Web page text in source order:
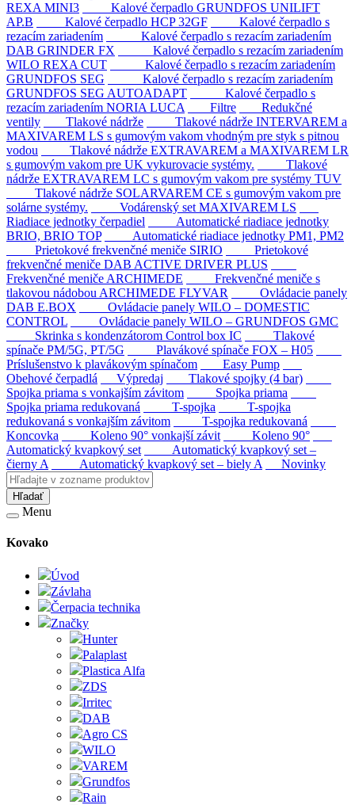
REXA MINI3
Kalové čerpadlo GRUNDFOS UNILIFT
AP.B
Kalové čerpadlo HCP 32GF
Kalové čerpadlo s
rezacím zariadením
Kalové čerpadlo s rezacím zariadením
DAB GRINDER FX
Kalové čerpadlo s rezacím zariadením
WILO REXA CUT
Kalové čerpadlo s rezacím zariadením
GRUNDFOS SEG
Kalové čerpadlo s rezacím zariadením
GRUNDFOS SEG AUTOADAPT
Kalové čerpadlo s
rezacím zariadením NORIA LUCA
Filtre
Redukčné
ventily
Tlakové nádrže
Tlakové nádrže INTERVAREM a
MAXIVAREM LS s gumovým vakom vhodným pre styk s pitnou
vodou
Tlakové nádrže EXTRAVAREM a MAXIVAREM LR
s gumovým vakom pre UK vykurovacie systémy.
Tlakové
nádrže EXTRAVAREM LC s gumovým vakom pre systémy TUV
Tlakové nádrže SOLARVAREM CE s gumovým vakom pre
solárne systémy.
Vodárenský set MAXIVAREM LS
Riadiace jednotky čerpadiel
Automatické riadiace jednotky
BRIO, BRIO TOP
Automatické riadiace jednotky PM1, PM2
Prietokové frekvenčné meniče SIRIO
Prietokové
frekvenčné meniče DAB ACTIVE DRIVER PLUS
Frekvenčné meniče ARCHIMEDE
Frekvenčné meniče s
tlakovou nádobou ARCHIMEDE FLYVAR
Ovládacie panely
DAB E.BOX
Ovládacie panely WILO – DOMESTIC
CONTROL
Ovládacie panely WILO – GRUNDFOS GMC
Skrinka s kondenzátorom Control box IC
Tlakové
spínače PM/5G, PT/5G
Plavákové spínače FOX – H05
Príslušenstvo k plavákovým spínačom
Easy Pump
Obehové čerpadlá
Výpredaj
Tlakové spojky (4 bar)
Spojka priama s vonkajším závitom
Spojka priama
Spojka priama redukovaná
T-spojka
T-spojka
redukovaná s vonkajším závitom
T-spojka redukovaná
Koncovka
Koleno 90° vonkajší závit
Koleno 90°
Automatický kvapkový set
Automatický kvapkový set –
čierny A
Automatický kvapkový set – biely A Novinky
Hľadať
Menu
Kovako
Úvod
Závlaha
Čerpacia technika
Značky
Hunter
Palaplast
Plastica Alfa
ZDS
Irritec
DAB
Agro CS
WILO
VAREM
Grundfos
Rain